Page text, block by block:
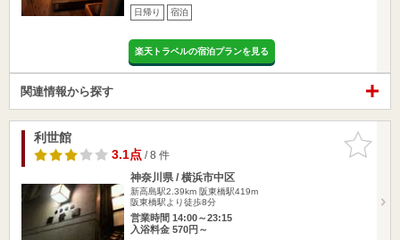
日帰り 宿泊
楽天トラベルの宿泊プランを見る
関連情報から探す
お気に入
りに追加
利世館
3.1点/ 8 件
神奈川県 / 横浜市中区
新高島駅2.39km 阪東橋駅419m
阪東橋駅より徒歩8分
営業時間 14:00～23:15
入浴料金 570円～